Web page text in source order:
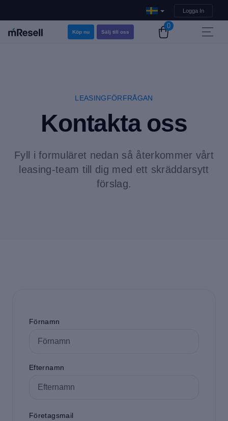
Logga In
Köp nu Sälj till oss
0
LEASINGFÖRFRÅGAN
Kontakta oss
Fyll i formuläret nedan så återkommer vårt
leasing-team till dig med ett skräddarsytt
förslag.
Förnamn
Efternamn
Företagsmail